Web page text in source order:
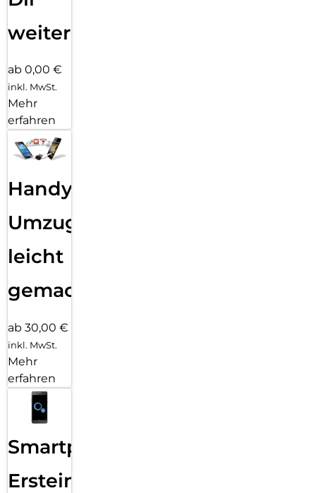
weiter
ab 0,00 €
inkl. MwSt.
Mehr
erfahren
Handy
Umzug
leicht
gemacht!
ab 30,00 €
inkl. MwSt.
Mehr
erfahren
Smartphone
Ersteinrichtung